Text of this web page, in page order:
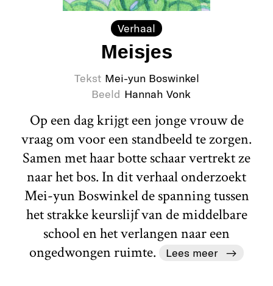
Verhaal
Meisjes
Tekst Mei-yun Boswinkel
Beeld Hannah Vonk
Op een dag krijgt een jonge vrouw de
vraag om voor een standbeeld te zorgen.
Samen met haar botte schaar vertrekt ze
naar het bos. In dit verhaal onderzoekt
Mei-yun Boswinkel de spanning tussen
het strakke keurslijf van de middelbare
school en het verlangen naar een
ongedwongen ruimte.
Lees meer